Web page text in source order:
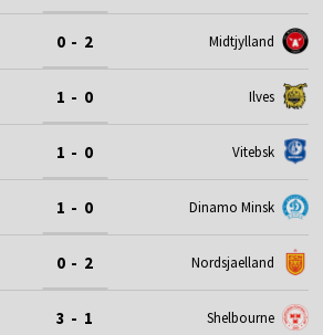
0 - 2 Midtjylland
1 - 0 Ilves
1 - 0 Vitebsk
1 - 0 Dinamo Minsk
0 - 2 Nordsjaelland
3 - 1 Shelbourne